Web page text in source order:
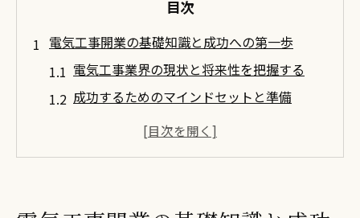
目次
電気工事開業の基礎知識と成功への第一歩
電気工事業界の現状と将来性を把握する
成功するためのマインドセットと準備
独立開業に必要な基礎知識とスキル